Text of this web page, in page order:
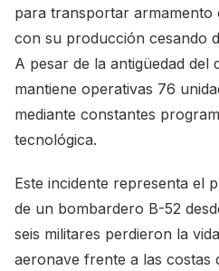
para transportar
con su producción cesando
A pesar de la antigüedad del
mantiene operativas 76
mediante constantes
tecnológica.
Este incidente representa el
de un bombardero B-52
seis militares perdieron la
aeronave frente a las costas